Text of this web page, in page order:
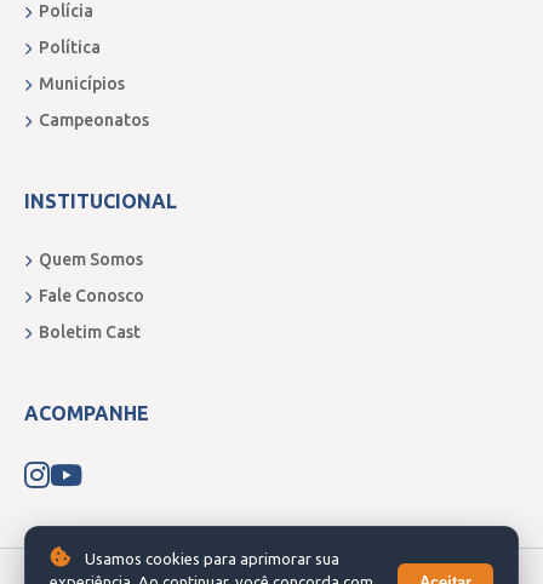
Polícia
Política
Municípios
Campeonatos
INSTITUCIONAL
Quem Somos
Fale Conosco
Boletim Cast
ACOMPANHE
Usamos cookies para aprimorar sua